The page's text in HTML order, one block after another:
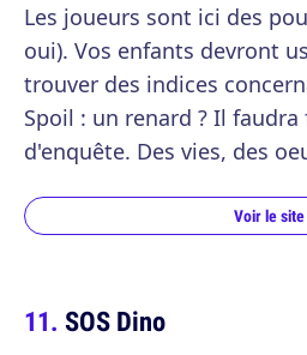
Les joueurs sont ici des
oui). Vos enfants devront
trouver des indices
Spoil : un renard ? Il
d'enquête. Des vies, des
Voir le site
SOS Dino